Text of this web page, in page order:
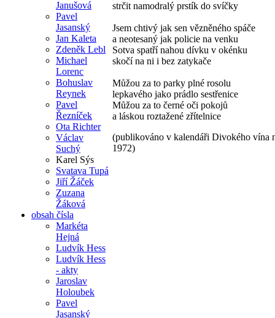
Janušová
Pavel
Jasanský
Jan Kaleta
Zdeněk Lebl
Michael
Lorenc
Bohuslav
Reynek
Pavel
Řezníček
Ota Richter
Václav
Suchý
Karel Sýs
Svatava Tupá
Jiří Žáček
Zuzana
Žáková
obsah čísla
Markéta
Hejná
Ludvík Hess
Ludvík Hess
- akty
Jaroslav
Holoubek
Pavel
Jasanský
strčit namodralý prstík do svíčky
Jsem chtivý jak sen vězněného spáče
a neotesaný jak policie na venku
Sotva spatří nahou dívku v okénku
skočí na ni i bez zatykače
Můžou za to parky plné rosolu
lepkavého jako prádlo sestřenice
Můžou za to černé oči pokojů
a láskou roztažené zřítelnice
(publikováno v kalendáři Divokého vína
1972)